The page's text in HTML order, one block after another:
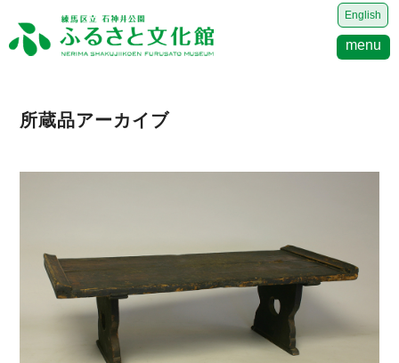
English
menu
所蔵品アーカイブ